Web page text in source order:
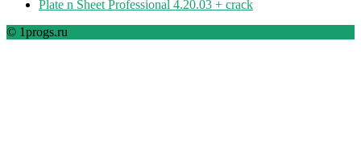
Plate n Sheet Professional 4.20.03 + crack
© 1progs.ru